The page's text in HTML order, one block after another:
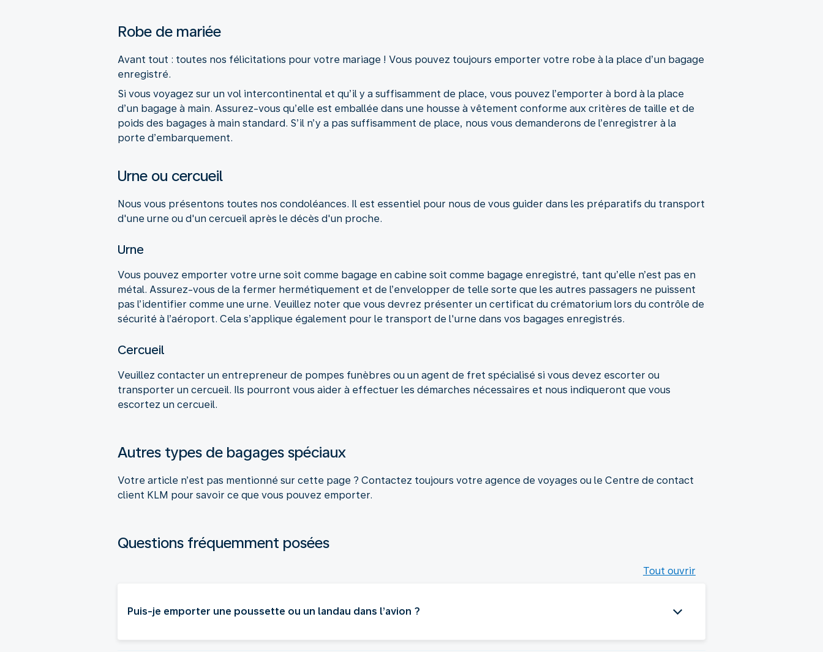
Robe de mariée
Avant tout : toutes nos félicitations pour votre mariage ! Vous pouvez toujours emporter votre robe à la place d’un bagage
enregistré.
Si vous voyagez sur un vol intercontinental et qu’il y a suffisamment de place, vous pouvez l’emporter à bord à la place
d’un bagage à main. Assurez-vous qu’elle est emballée dans une housse à vêtement conforme aux critères de taille et de
poids des bagages à main standard. S’il n’y a pas suffisamment de place, nous vous demanderons de l’enregistrer à la
porte d’embarquement.
Urne ou cercueil
Nous vous présentons toutes nos condoléances. Il est essentiel pour nous de vous guider dans les préparatifs du transport
d'une urne ou d'un cercueil après le décès d'un proche.
Urne
Vous pouvez emporter votre urne soit comme bagage en cabine soit comme bagage enregistré, tant qu’elle n’est pas en
métal. Assurez-vous de la fermer hermétiquement et de l’envelopper de telle sorte que les autres passagers ne puissent
pas l’identifier comme une urne. Veuillez noter que vous devrez présenter un certificat du crématorium lors du contrôle de
sécurité à l’aéroport. Cela s’applique également pour le transport de l'urne dans vos bagages enregistrés.
Cercueil
Veuillez contacter un entrepreneur de pompes funèbres ou un agent de fret spécialisé si vous devez escorter ou
transporter un cercueil. Ils pourront vous aider à effectuer les démarches nécessaires et nous indiqueront que vous
escortez un cercueil.
Autres types de bagages spéciaux
Votre article n’est pas mentionné sur cette page ? Contactez toujours votre agence de voyages ou le Centre de contact
client KLM pour savoir ce que vous pouvez emporter.
Questions fréquemment posées
Tout ouvrir
Puis-je emporter une poussette ou un landau dans l’avion ?